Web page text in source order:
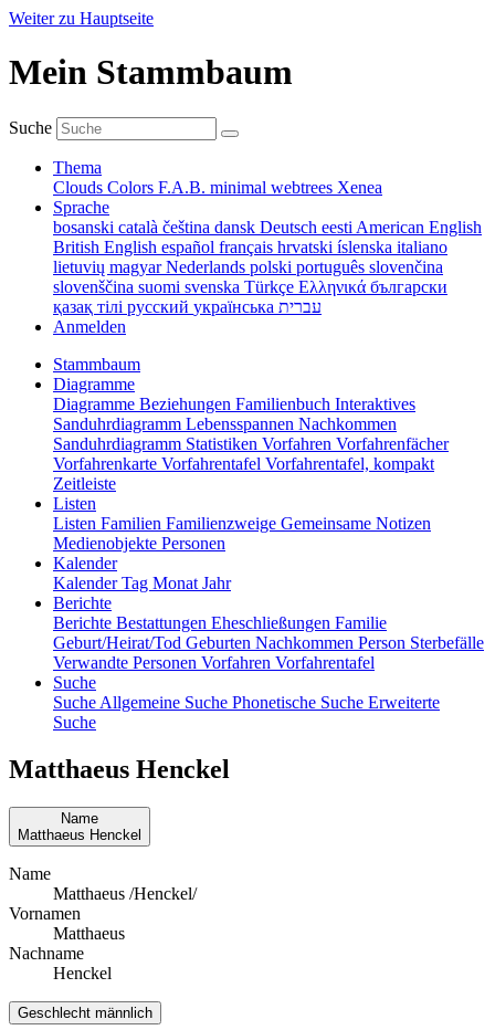
Weiter zu Hauptseite
Mein Stammbaum
Suche
Thema
Clouds Colors F.A.B. minimal webtrees Xenea
Sprache
bosanski català čeština dansk Deutsch eesti American English
British English español français hrvatski íslenska italiano
lietuvių magyarNederlands polski português slovenčina
slovenščina suomi svenska Türkçe Ελληνικά български
қазақ тілі русский українська עברית
Anmelden
Stammbaum
Diagramme
Diagramme Beziehungen Familienbuch Interaktives
Sanduhrdiagramm Lebensspannen Nachkommen
Sanduhrdiagramm Statistiken Vorfahren Vorfahrenfächer
Vorfahrenkarte Vorfahrentafel Vorfahrentafel, kompakt
Zeitleiste
Listen
Listen Familien Familienzweige Gemeinsame Notizen
Medienobjekte Personen
Kalender
KalenderTag Monat Jahr
Berichte
Berichte Bestattungen Eheschließungen Familie
Geburt/Heirat/Tod Geburten Nachkommen Person Sterbefälle
Verwandte Personen Vorfahren Vorfahrentafel
Suche
Suche Allgemeine Suche Phonetische Suche Erweiterte
Suche
Matthaeus Henckel
Name
Matthaeus Henckel
Name
Matthaeus /Henckel/
Vornamen
Matthaeus
Nachname
Henckel
Geschlecht männlich